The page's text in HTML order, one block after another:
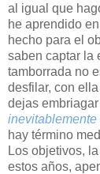
al igual que
he aprendido
hecho para el
saben captar la
tamborrada no
desfilar, con
dejas
inevitablemente
hay término
Los objetivos,
estos años,